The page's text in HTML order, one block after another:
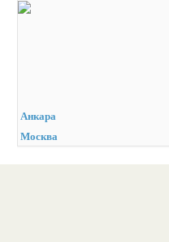
Анкара
Москва